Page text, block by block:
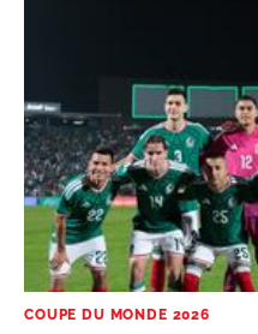
COUPE DU MONDE 2026